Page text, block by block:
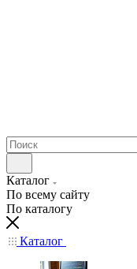
Каталог
По всему сайту
По каталогу
Каталог